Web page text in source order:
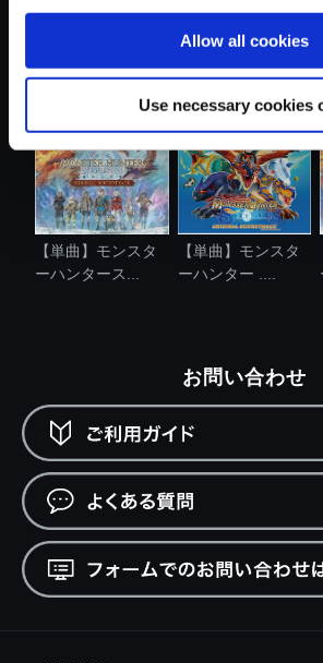
Allow all cookies
Use necessary cookies
【単曲】モンスタ
【単曲】モンスタ
ーハンタース...
【単曲】モンスタ
ーハンター ....
お問い合わせ